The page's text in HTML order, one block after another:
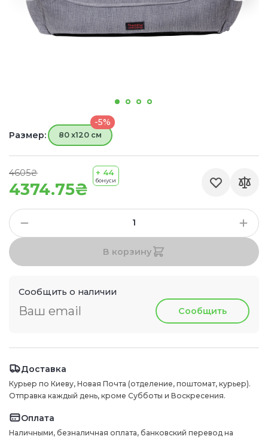
4374.75₴
4605₴ + 44
бонуси
Размер:
-5%
80 х120 см
В корзину
Сообщить о наличии
Сообщить
Доставка
Курьер по Киеву, Новая Почта (отделение, поштомат, курьер).
Отправка каждый день, кроме Субботы и Воскресения.
Оплата
Наличными, безналичная оплата, банковский перевод на